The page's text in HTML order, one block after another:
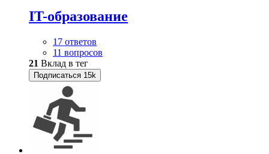
IT-образование
17 ответов
11 вопросов
21 Вклад в тег
Подписаться 15k